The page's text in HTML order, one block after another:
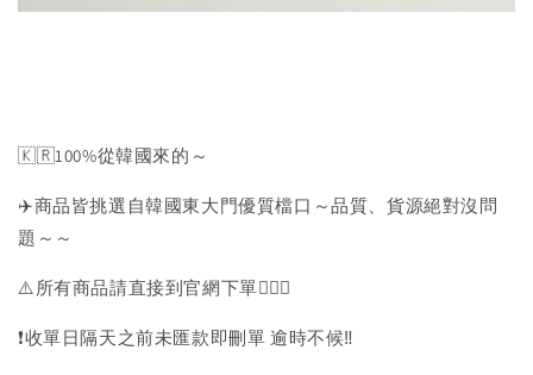
🇰🇷100%從韓國來的～
✈️商品皆挑選自韓國東大門優質檔口～品質、貨源絕對沒問
題～～
⚠️所有商品請直接到官網下單💁🏻‍♀️
❗️收單日隔天之前未匯款即刪單 逾時不候‼️